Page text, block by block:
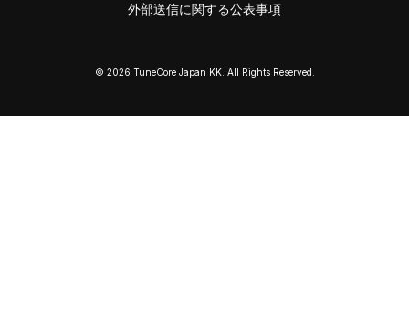
外部送信に関する公表事項
© 2026 TuneCore Japan KK. All Rights Reserved.